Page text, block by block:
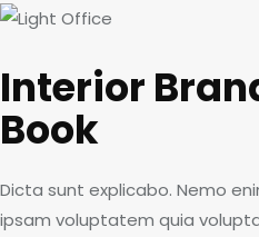
Interior
Book
Dicta sunt explicabo. Nemo
ipsam voluptatem quia